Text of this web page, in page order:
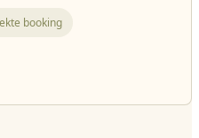
booking